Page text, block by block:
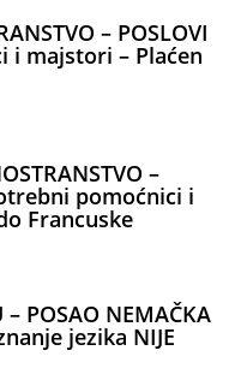
– POSLOVI
i majstori – Plaćen
–
pomoćnici i
Francuske
– POSAO NEMAČKA
jezika NIJE